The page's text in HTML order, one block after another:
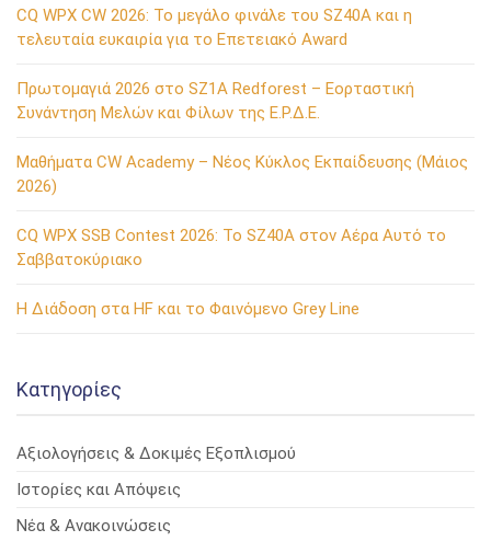
CQ WPX CW 2026: Το μεγάλο φινάλε του SZ40A και η
τελευταία ευκαιρία για το Επετειακό Award
Πρωτομαγιά 2026 στο SZ1A Redforest – Εορταστική
Συνάντηση Μελών και Φίλων της Ε.Ρ.Δ.Ε.
Μαθήματα CW Academy – Νέος Κύκλος Εκπαίδευσης (Μάιος
2026)
CQ WPX SSB Contest 2026: Το SZ40A στον Αέρα Αυτό το
Σαββατοκύριακο
Η Διάδοση στα HF και το Φαινόμενο Grey Line
Kατηγορίες
Αξιολογήσεις & Δοκιμές Εξοπλισμού
Ιστορίες και Απόψεις
Νέα & Ανακοινώσεις